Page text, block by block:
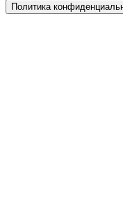
Политика